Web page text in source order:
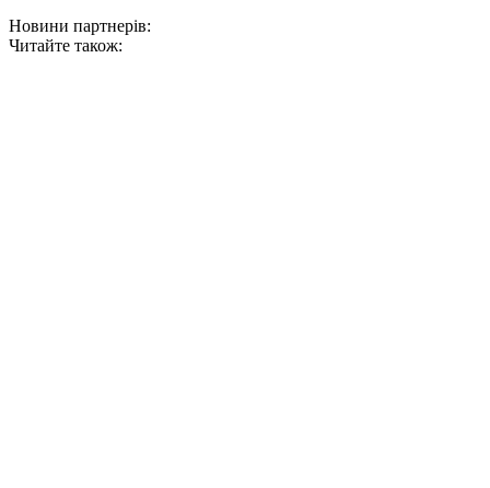
Новини партнерів:
Читайте також: